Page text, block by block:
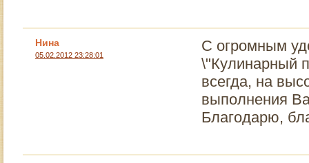
Нина
05.02.2012 23:28:01
C огромным
\"Кулинарный
всегда, на
выполнения
Благодарю,